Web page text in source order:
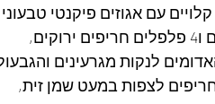
עם אגוזים פיקנטי
לנקות מגרעינים
לצפות במעט שמן זית,